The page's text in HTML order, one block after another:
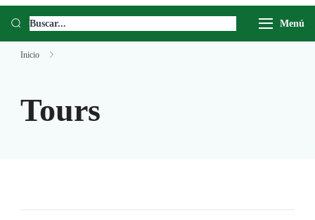
Chimborazo, Minas de Sal, Quesera El Salinerito, Chocolates El
Menú
Inicio
Tours